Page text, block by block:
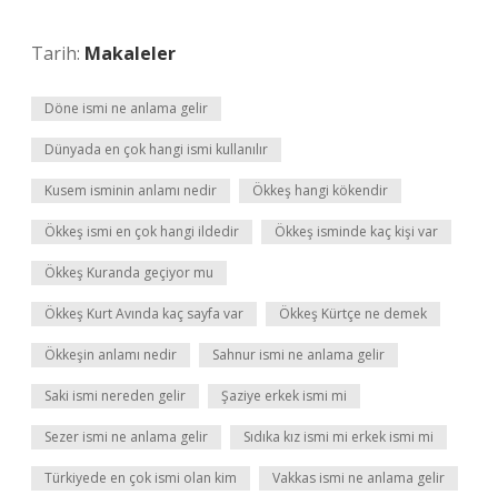
Tarih: Makaleler
Döne ismi ne anlama gelir
Dünyada en çok hangi ismi kullanılır
Kusem isminin anlamı nedir Ökkeş hangi kökendir
Ökkeş ismi en çok hangi ildedir Ökkeş isminde kaç kişi var
Ökkeş Kuranda geçiyor mu
Ökkeş Kurt Avında kaç sayfa var Ökkeş Kürtçe ne demek
Ökkeşin anlamı nedir Sahnur ismi ne anlama gelir
Saki ismi nereden gelir Şaziye erkek ismi mi
Sezer ismi ne anlama gelir Sıdıka kız ismi mi erkek ismi mi
Türkiyede en çok ismi olan kim Vakkas ismi ne anlama gelir